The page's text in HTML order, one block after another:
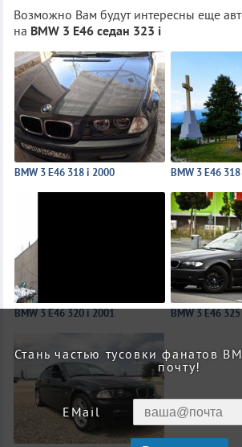
Возможно Вам будут интересны еще
на BMW 3 E46 седан 323 i
BMW 3 E46 318 i 2000 BMW 3 E46
BMW 3 E46 320 i 2001 BMW 3 E46
Стань частью тусовки фанатов
почту!
EMail